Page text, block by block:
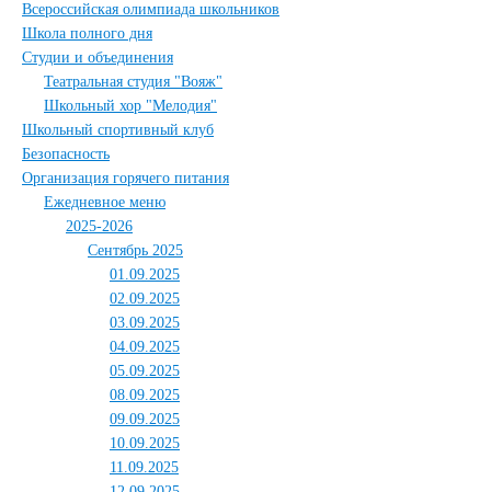
Всероссийская олимпиада школьников
Школа полного дня
Студии и объединения
Театральная студия "Вояж"
Школьный хор "Мелодия"
Школьный спортивный клуб
Безопасность
Организация горячего питания
Ежедневное меню
2025-2026
Сентябрь 2025
01.09.2025
02.09.2025
03.09.2025
04.09.2025
05.09.2025
08.09.2025
09.09.2025
10.09.2025
11.09.2025